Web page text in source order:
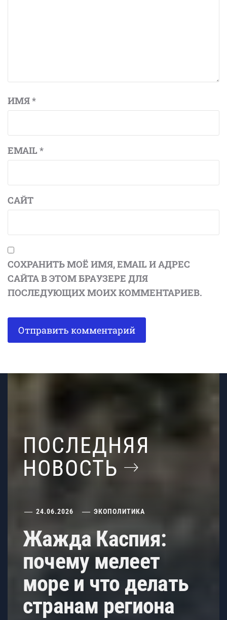
ИМЯ*
EMAIL *
САЙТ
СОХРАНИТЬ МОЁ ИМЯ, EMAIL И АДРЕС
САЙТА В ЭТОМ БРАУЗЕРЕ ДЛЯ
ПОСЛЕДУЮЩИХ МОИХ КОММЕНТАРИЕВ.
ПОСЛЕДНЯЯ
НОВОСТЬ
24.06.2026 ЭКОПОЛИТИКА
Жажда Каспия:
почему мелеет
море и что делать
странам региона